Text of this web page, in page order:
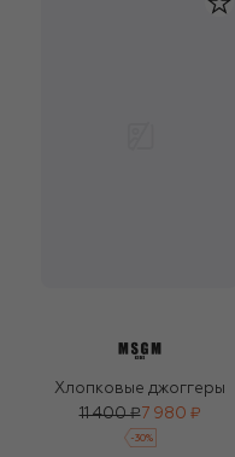
Хлопковые джоггеры
11 400 ₽7 980 ₽
-30%